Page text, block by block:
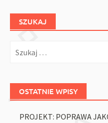
SZUKAJ
OSTATNIE WPISY
PROJEKT: POPRAWA